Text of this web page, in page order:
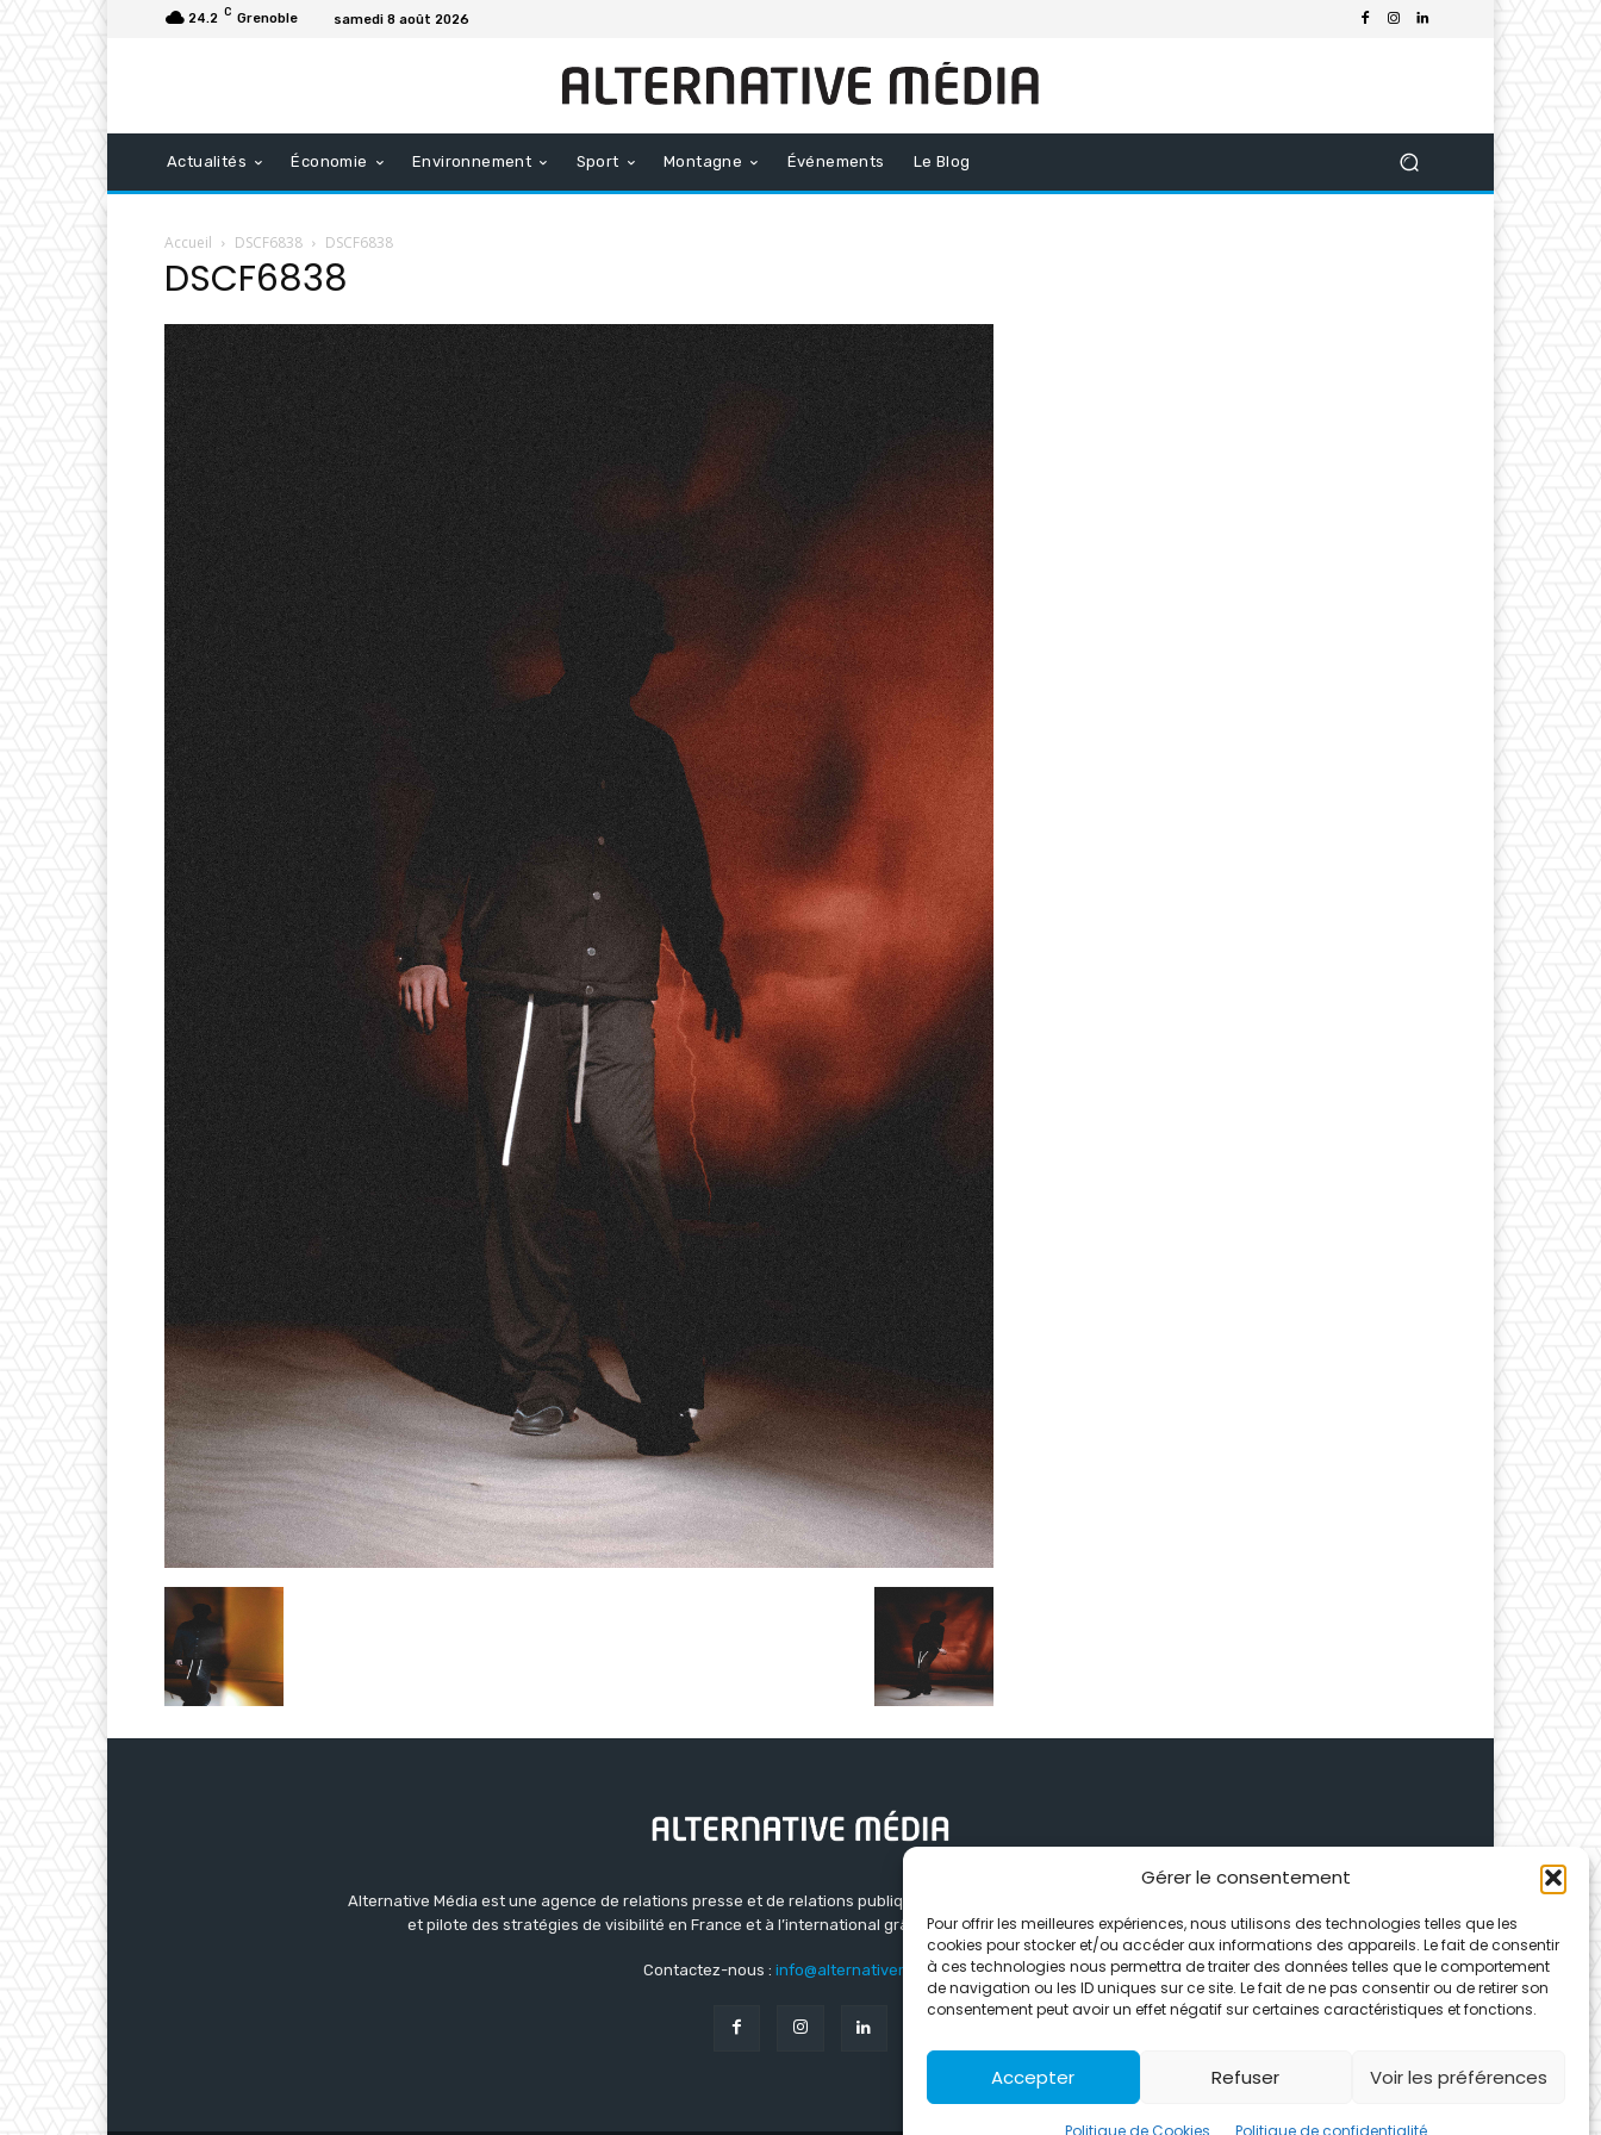
Gérer le consentement
Pour offrir les meilleures expériences, nous utilisons des technologies telles que les
cookies pour stocker et/ou accéder aux informations des appareils. Le fait de consentir
à ces technologies nous permettra de traiter des données telles que le comportement
de navigation ou les ID uniques sur ce site. Le fait de ne pas consentir ou de retirer son
consentement peut avoir un effet négatif sur certaines caractéristiques et fonctions.
Accepter Refuser Voir les préférences
Politique de Cookies Politique de confidentialité
24.2 C Grenoble samedi 8 août 2026
Actualités Économie Environnement Sport Montagne Événements Le Blog
Accueil DSCF6838 DSCF6838
DSCF6838
Alternative Média est une agence de relations presse et de relations publiques basée à Grenoble. Depuis 1995, elle conçoit
et pilote des stratégies de visibilité en France et à l’international grâce à un réseau d’agences partenaires.
Contactez-nous : info@alternativemedia.fr